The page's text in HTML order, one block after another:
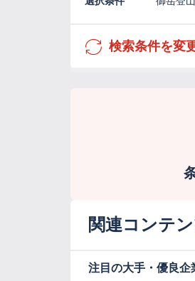
検索条件を変
関連コンテ
注目の大手・優良企